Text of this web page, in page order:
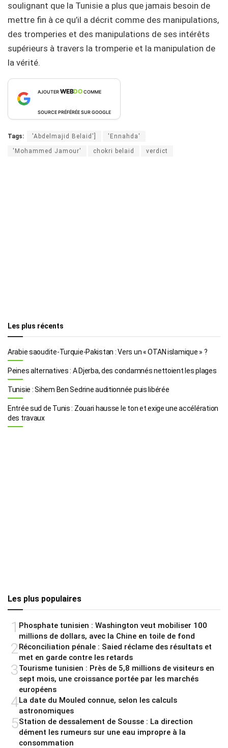
soulignant que la Tunisie a plus que jamais besoin de
mettre fin à ce qu’il a décrit comme des manipulations,
des tromperies et des manipulations de ses intérêts
supérieurs à travers la tromperie et la manipulation de
la vérité.
AJOUTERWEBDOCOMME
SOURCE PRÉFÉRÉE SUR GOOGLE
Tags: 'Abdelmajid Belaid'] 'Ennahda'
'Mohammed Jamour' chokri belaid verdict
Les plus récents
Arabie saoudite-Turquie-Pakistan : Vers un « OTAN islamique » ?
Peines alternatives : A Djerba, des condamnés nettoient les plages
Tunisie : Sihem Ben Sedrine auditionnée puis libérée
Entrée sud de Tunis : Zouari hausse le ton et exige une accélération
des travaux
Les plus populaires
1 Phosphate tunisien : Washington veut mobiliser 100
millions de dollars, avec la Chine en toile de fond
2Réconciliation pénale : Saied réclame des résultats et
met en garde contre les retards
3Tourisme tunisien : Près de 5,8 millions de visiteurs en
sept mois, une croissance portée par les marchés
européens
4La date du Mouled connue, selon les calculs
astronomiques
5Station de dessalement de Sousse : La direction
dément les rumeurs sur une eau impropre à la
consommation